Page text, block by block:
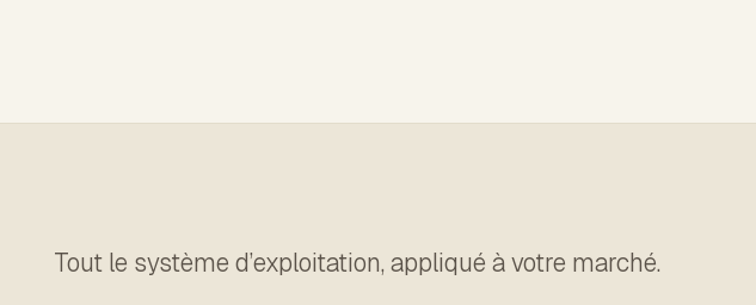
Tout le système d’exploitation, appliqué à votre marché.